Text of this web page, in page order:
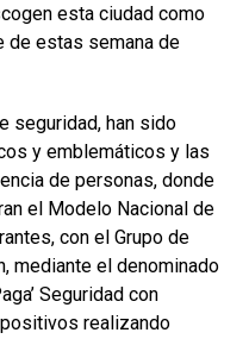
esta ciudad como
estas semana de
seguridad, han sido
y emblemáticos y las
de personas, donde
el Modelo Nacional de
con el Grupo de
mediante el denominado
Seguridad con
realizando